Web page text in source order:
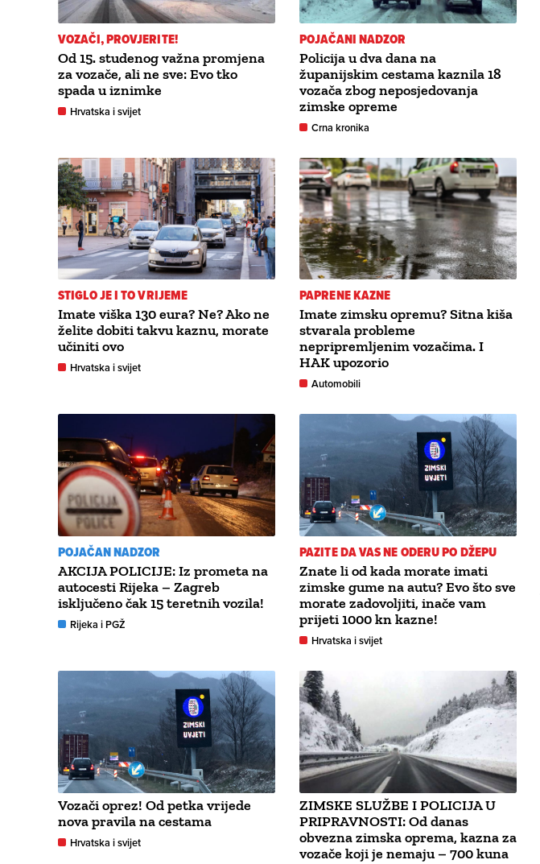
VOZAČI, PROVJERITE!
Od 15. studenog važna promjena
za vozače, ali ne sve: Evo tko
spada u iznimke
Hrvatska i svijet
POJAČANI NADZOR
Policija u dva dana na
županijskim cestama kaznila 18
vozača zbog neposjedovanja
zimske opreme
Crna kronika
STIGLO JE I TO VRIJEME
Imate viška 130 eura? Ne? Ako ne
želite dobiti takvu kaznu, morate
učiniti ovo
Hrvatska i svijet
PAPRENE KAZNE
Imate zimsku opremu? Sitna kiša
stvarala probleme
nepripremljenim vozačima. I
HAK upozorio
Automobili
POJAČAN NADZOR
AKCIJA POLICIJE: Iz prometa na
autocesti Rijeka – Zagreb
isključeno čak 15 teretnih vozila!
Rijeka i PGŽ
PAZITE DA VAS NE ODERU PO DŽEPU
Znate li od kada morate imati
zimske gume na autu? Evo što sve
morate zadovoljiti, inače vam
prijeti 1000 kn kazne!
Hrvatska i svijet
Vozači oprez! Od petka vrijede
nova pravila na cestama
Hrvatska i svijet
ZIMSKE SLUŽBE I POLICIJA U
PRIPRAVNOSTI: Od danas
obvezna zimska oprema, kazna za
vozače koji je nemaju – 700 kuna